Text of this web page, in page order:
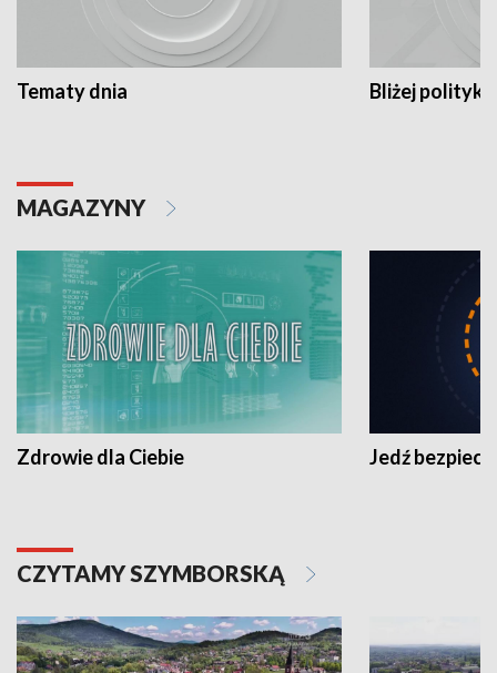
Tematy dnia Bliżej polityki
MAGAZYNY
Zdrowie dla Ciebie Jedź
CZYTAMY SZYMBORSKĄ